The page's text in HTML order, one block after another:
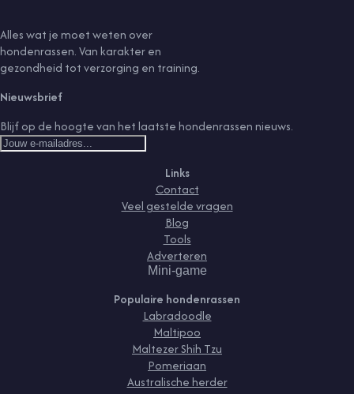
Alles wat je moet weten over
hondenrassen. Van karakter en
gezondheid tot verzorging en training.
Nieuwsbrief
Blijf op de hoogte van het laatste hondenrassen nieuws.
Links
Contact
Veel gestelde vragen
Blog
Tools
Adverteren
Mini-game
Populaire hondenrassen
Labradoodle
Maltipoo
Maltezer Shih Tzu
Pomeriaan
Australische herder